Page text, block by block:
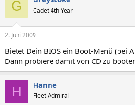
G Cadet 4th Year
2. Juni 2009
Bietet Dein BIOS ein Boot-Menü (bei
Dann probiere damit von CD zu
H Hanne
Fleet Admiral